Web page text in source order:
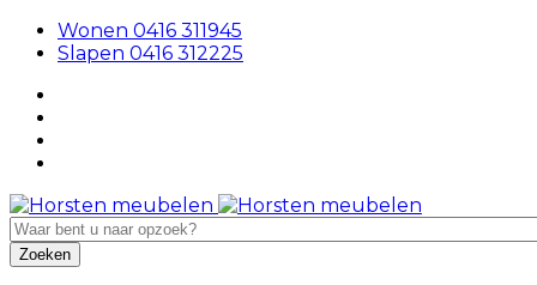
Wonen 0416 311945
Slapen 0416 312225